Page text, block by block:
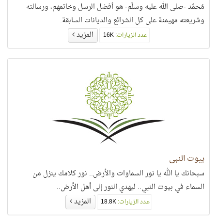
مُحمَّد -صلى الله عليه وسلّم- هو أفضل الرسل وخاتمهم، ورسالته
وشريعته مهيمنة على كل الشرائع والديانات السابقة.
عدد الزيارات:16K المزيد
بيوت النبي
سبحانك يا الله يا نور السماوات والأرض.. نور كلامك ينزل من
السماء في بيوت النبي.. ليهدي النور إلى أهل الأرض..
عدد الزيارات:18.8K المزيد